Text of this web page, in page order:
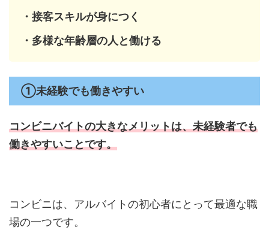
・接客スキルが身につく
・多様な年齢層の人と働ける
①未経験でも働きやすい
コンビニバイトの大きなメリットは、未経験者でも
働きやすいことです。
コンビニは、アルバイトの初心者にとって最適な職
場の一つです。